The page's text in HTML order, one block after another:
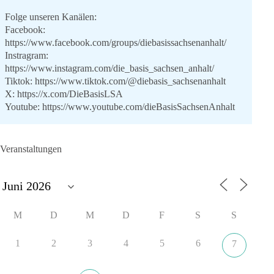
Folge unseren Kanälen:
Facebook:
https://www.facebook.com/groups/diebasissachsenanhalt/
Instragram:
https://www.instagram.com/die_basis_sachsen_anhalt/
Tiktok: https://www.tiktok.com/@diebasis_sachsenanhalt
X: https://x.com/DieBasisLSA
Youtube: https://www.youtube.com/dieBasisSachsenAnhalt
lohnt, dieBasis zu wählen.
Veranstaltungen
M D M D F S S
1 2 3 4 5 6 7